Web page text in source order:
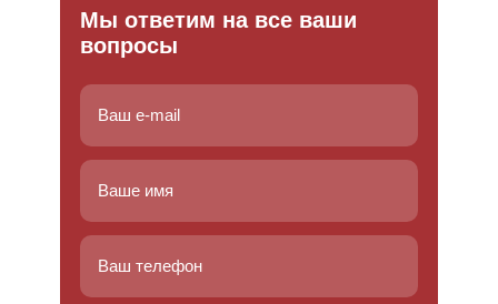
Мы ответим на все ваши
вопросы